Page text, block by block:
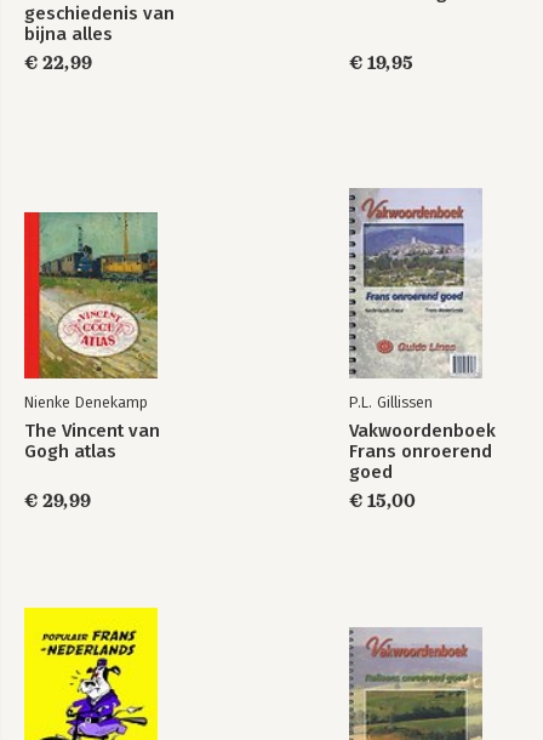
geschiedenis van
bijna alles
€ 22,99
€ 19,95
Nienke Denekamp
The Vincent van
Gogh atlas
€ 29,99
P.L. Gillissen
Vakwoordenboek
Frans onroerend
goed
€ 15,00